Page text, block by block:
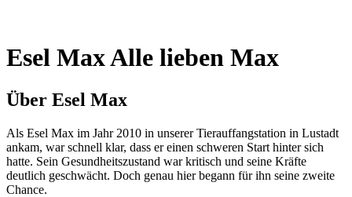
Esel MaxAlle lieben Max
Über Esel Max
Als Esel Max im Jahr 2010 in unserer Tierauffangstation in Lustadt
ankam, war schnell klar, dass er einen schweren Start hinter sich
hatte. Sein Gesundheitszustand war kritisch und seine Kräfte
deutlich geschwächt. Doch genau hier begann für ihn seine zweite
Chance.